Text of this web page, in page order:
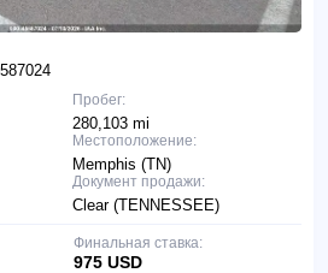
Пробег:
280,103 mi
Местоположение:
Memphis (TN)
Документ продажи:
Clear (TENNESSEE)
Финальная ставка:
975 USD